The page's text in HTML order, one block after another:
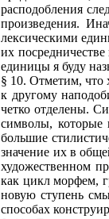
расподобления
произведения.
лексическими
их
единицы я буду
§ 10. Отметим, что
к другому
четко отделены.
символы, которые
большие
значение их в
художественном
как цикл морфем,
новую ступень
способах